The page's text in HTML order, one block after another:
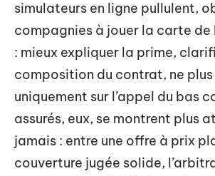
simulateurs en ligne pullulent,
compagnies à jouer la carte
: mieux expliquer la prime,
composition du contrat, ne plus
uniquement sur l’appel du bas
assurés, eux, se montrent plus
jamais : entre une offre à prix
couverture jugée solide,